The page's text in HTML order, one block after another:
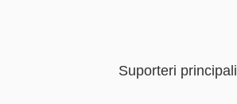
Suporteri principali